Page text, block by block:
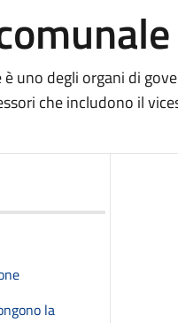
è uno degli organi di
che includono il
la